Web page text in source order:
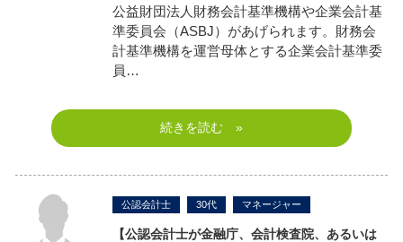
公益財団法人財務会計基準機構や企業会計基
準委員会（ASBJ）があげられます。財務会
計基準機構を運営母体とする企業会計基準委
員…
続きを読む »
公認会計士 30代 マネージャー
【公認会計士が金融庁、会計検査院、あるいは